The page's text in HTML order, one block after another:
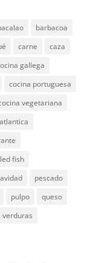
barbacoa
carne
caza
gallega
cocina portuguesa
vegetariana
fish
pescado
pulpo
queso
verduras